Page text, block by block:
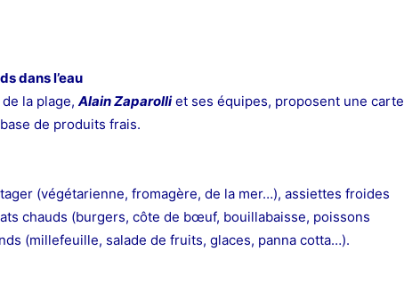
dans l’eau
de la plage,Alain Zaparolliet ses équipes, proposent une carte
base de produits frais.
(végétarienne, fromagère, de la mer…), assiettes froides
chauds (burgers, côte de bœuf, bouillabaisse, poissons
(millefeuille, salade de fruits, glaces, panna cotta…).